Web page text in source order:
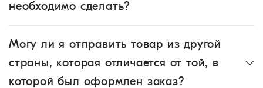
необходимо сделать?
Могу ли я отправить товар из другой
страны, которая отличается от той, в
которой был оформлен заказ?